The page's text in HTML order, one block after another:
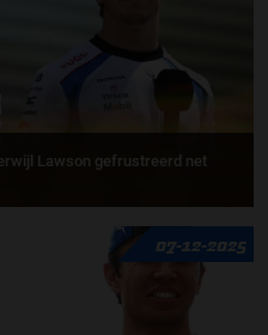
Lawson gefrustreerd net
07-12-2025